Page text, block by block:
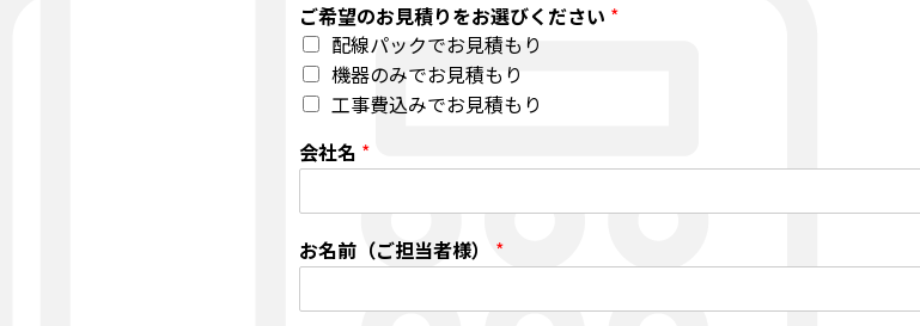
ご希望のお見積りをお選びください *
配線パックでお見積もり
機器のみでお見積もり
工事費込みでお見積もり
会社名 *
お名前（ご担当者様） *